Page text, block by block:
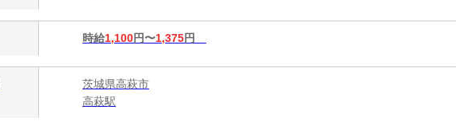
時給1,100円〜1,375円
茨城県高萩市
高萩駅